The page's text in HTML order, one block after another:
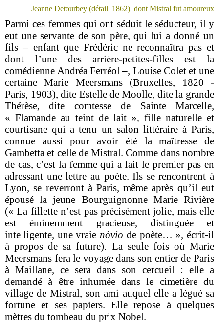
Jeanne Detourbey (détail, 1862), dont Mistral fut amoureux
Parmi ces femmes qui ont séduit le séducteur, il y
eut une servante de son père, qui lui a donné un
fils – enfant que Frédéric ne reconnaîtra pas et
dont l’une des arrière-petites-filles est la
comédienne Andréa Ferréol –, Louise Colet et une
certaine Marie Meersmans (Bruxelles, 1820 -
Paris, 1903), dite Estelle de Moolle, dite la grande
Thérèse, dite comtesse de Sainte Marcelle,
« Flamande au teint de lait », fille naturelle et
courtisane qui a tenu un salon littéraire à Paris,
connue aussi pour avoir été la maîtresse de
Gambetta et celle de Mistral. Comme dans nombre
de cas, c’est la femme qui a fait le premier pas en
adressant une lettre au poète. Ils se rencontrent à
Lyon, se reverront à Paris, même après qu’il eut
épousé la jeune Bourguignonne Marie Rivière
(« La fillette n’est pas précisément jolie, mais elle
est éminemment gracieuse, distinguée et
intelligente, une vraie nòvio de poète… », écrit-il
à propos de sa future). La seule fois où Marie
Meersmans fera le voyage dans son entier de Paris
à Maillane, ce sera dans son cercueil : elle a
demandé à être inhumée dans le cimetière du
village de Mistral, son ami auquel elle a légué sa
fortune et ses papiers. Elle repose à quelques
mètres du tombeau du prix Nobel.